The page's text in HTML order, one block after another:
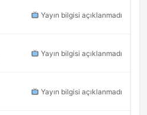
Yayın bilgisi açıklanmadı
Yayın bilgisi açıklanmadı
Yayın bilgisi açıklanmadı